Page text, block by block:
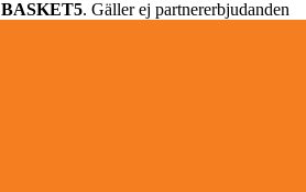
BASKET5. Gäller ej partnererbjudanden